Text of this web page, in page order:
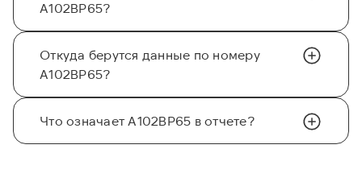
А102ВР65?
Откуда берутся данные по номеру
А102ВР65?
Что означает А102ВР65 в отчете?